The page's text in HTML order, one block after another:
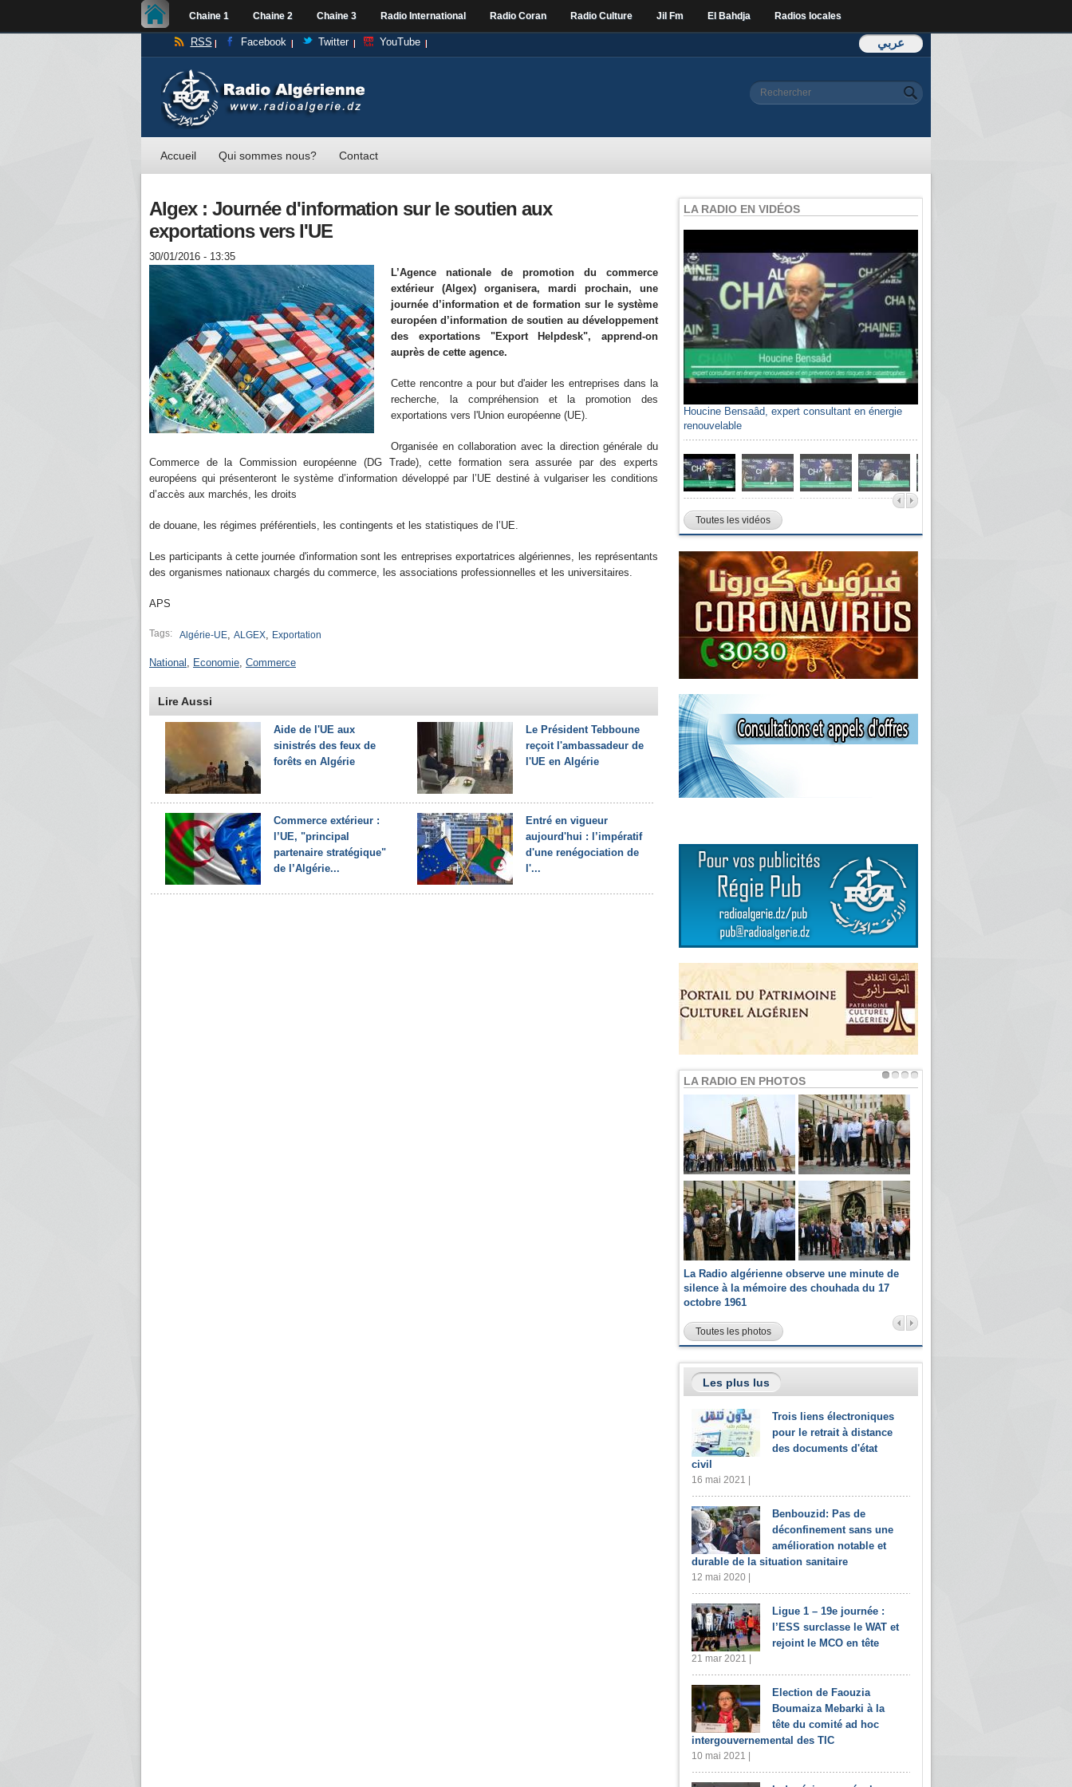
Chaine 1 Chaine 2 Chaine 3 Radio International Radio Coran Radio Culture Jil Fm El Bahdja Radios locales
عربي RSS Facebook Twitter YouTube
Formulaire de
Rechercher
Accueil Qui sommes nous? Contact
Algex : Journée d'information sur le soutien aux
exportations vers l'UE
30/01/2016 - 13:35
L’Agence nationale de promotion du commerce
extérieur (Algex) organisera, mardi prochain, une
journée d’information et de formation sur le système
européen d’information de soutien au développement
des exportations "Export Helpdesk", apprend-on
auprès de cette agence.
Cette rencontre a pour but d'aider les entreprises dans la
recherche, la compréhension et la promotion des
exportations vers l'Union européenne (UE).
Organisée en collaboration avec la direction générale du
Commerce de la Commission européenne (DG Trade), cette formation sera assurée par des experts
européens qui présenteront le système d’information développé par l’UE destiné à vulgariser les conditions
d’accès aux marchés, les droits
de douane, les régimes préférentiels, les contingents et les statistiques de l’UE.
Les participants à cette journée d'information sont les entreprises exportatrices algériennes, les représentants
des organismes nationaux chargés du commerce, les associations professionnelles et les universitaires.
APS
Tags: Algérie-UE, ALGEX, Exportation
National , Economie, Commerce
Lire Aussi
Aide de l'UE aux
sinistrés des feux de
forêts en Algérie
Le Président Tebboune
reçoit l'ambassadeur de
l'UE en Algérie
Commerce extérieur :
l’UE, "principal
partenaire stratégique"
de l’Algérie...
Entré en vigueur
aujourd'hui : l’impératif
d'une renégociation de
l'...
LA RADIO EN VIDÉOS
Houcine Bensaâd, expert consultant en énergie
renouvelable
Toutes les vidéos
LA RADIO EN PHOTOS
La Radio algérienne observe une minute de
silence à la mémoire des chouhada du 17
octobre 1961
Toutes les photos
Les plus lus
Trois liens électroniques
pour le retrait à distance
des documents d'état
civil
16 mai 2021 |
Benbouzid: Pas de
déconfinement sans une
amélioration notable et
durable de la situation sanitaire
12 mai 2020 |
Ligue 1 – 19e journée :
l’ESS surclasse le WAT et
rejoint le MCO en tête
21 mar 2021 |
Election de Faouzia
Boumaiza Mebarki à la
tête du comité ad hoc
intergouvernemental des TIC
10 mai 2021 |